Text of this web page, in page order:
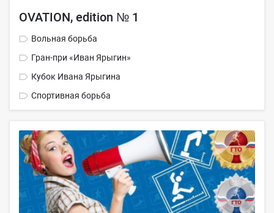
ОVATION, edition № 1
Вольная борьба
Гран-при «Иван Ярыгин»
Кубок Ивана Ярыгина
Спортивная борьба